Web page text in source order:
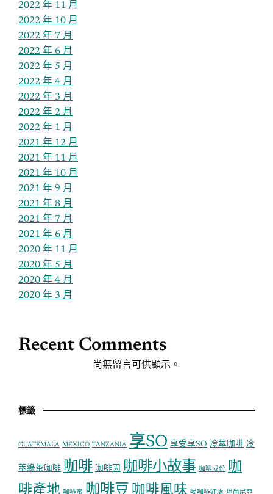
2022 年 11 月
2022 年 10 月
2022 年 7 月
2022 年 6 月
2022 年 5 月
2022 年 4 月
2022 年 3 月
2022 年 2 月
2022 年 1 月
2021 年 12 月
2021 年 11 月
2021 年 10 月
2021 年 9 月
2021 年 8 月
2021 年 7 月
2021 年 6 月
2020 年 11 月
2020 年 5 月
2020 年 4 月
2020 年 3 月
Recent Comments
尚無留言可供顯示。
標籤
GUATEMALA MEXICO TANZANIA 享SO 享受享SO 冷萃咖啡 冷
萃綠茶咖啡 咖啡 咖啡因 咖啡小故事 咖啡成份 咖
啡產地 咖啡蜜 咖啡豆 咖啡風味 喝咖啡好處 坦尚尼亞